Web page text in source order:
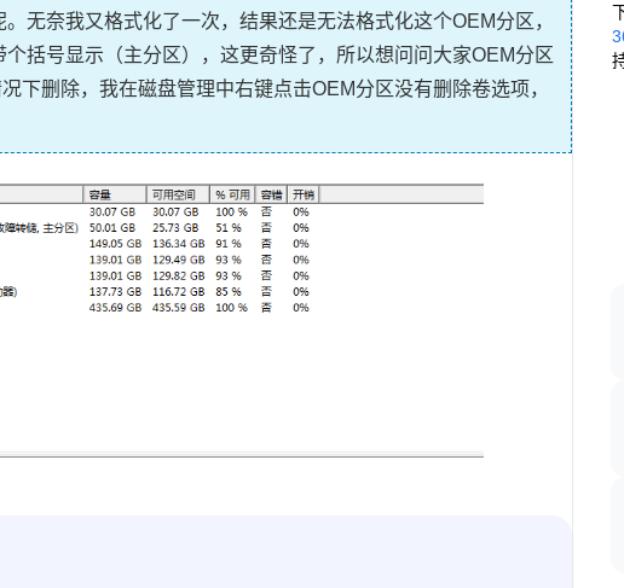
无奈我又格式化了一次，结果还是无法格式化这个OEM分区，
括号显示（主分区），这更奇怪了，所以想问问大家OEM分区
下删除，我在磁盘管理中右键点击OEM分区没有删除卷选项，